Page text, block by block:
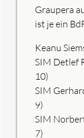
Graupera
ist je ein
Keanu
SIM Detlef
10)
SIM
9)
SIM
7)